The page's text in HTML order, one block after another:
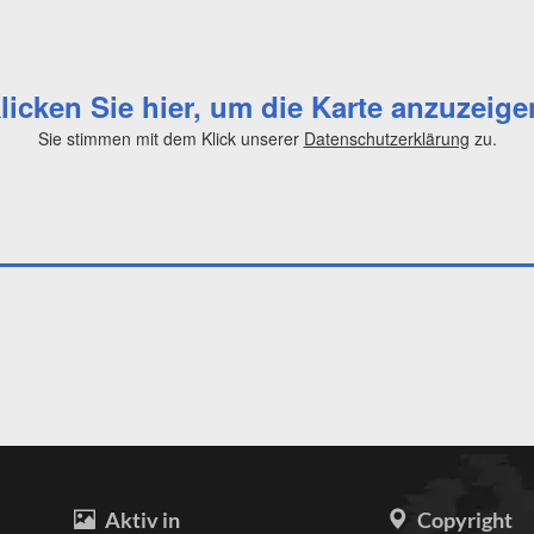
Sie hier, um die Karte
Sie stimmen mit dem Klick unserer Datenschutzerklärung zu.
Aktiv in Copyright